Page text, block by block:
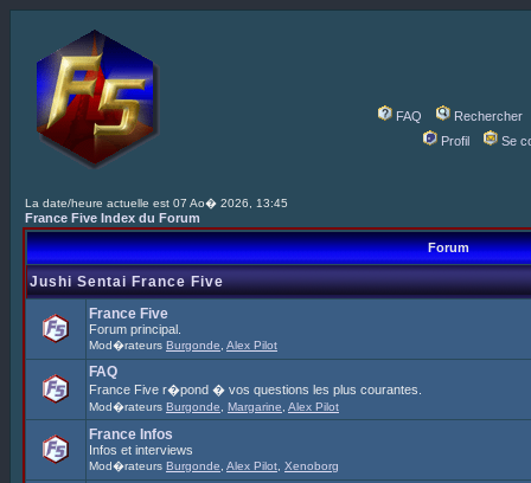
FAQ
Rechercher
Profil
Se
La date/heure actuelle est 07 Ao� 2026, 13:45
France Five Index du Forum
Forum
Jushi Sentai France Five
France Five
Forum principal.
Mod�rateurs Burgonde Alex Pilot
FAQ
France Five r�pond � vos questions les plus courantes.
Mod�rateurs Burgonde Margarine Alex Pilot
France Infos
Infos et interviews
Mod�rateurs Burgonde Alex Pilot Xenoborg